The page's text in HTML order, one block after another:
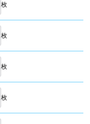
枚
枚
枚
枚